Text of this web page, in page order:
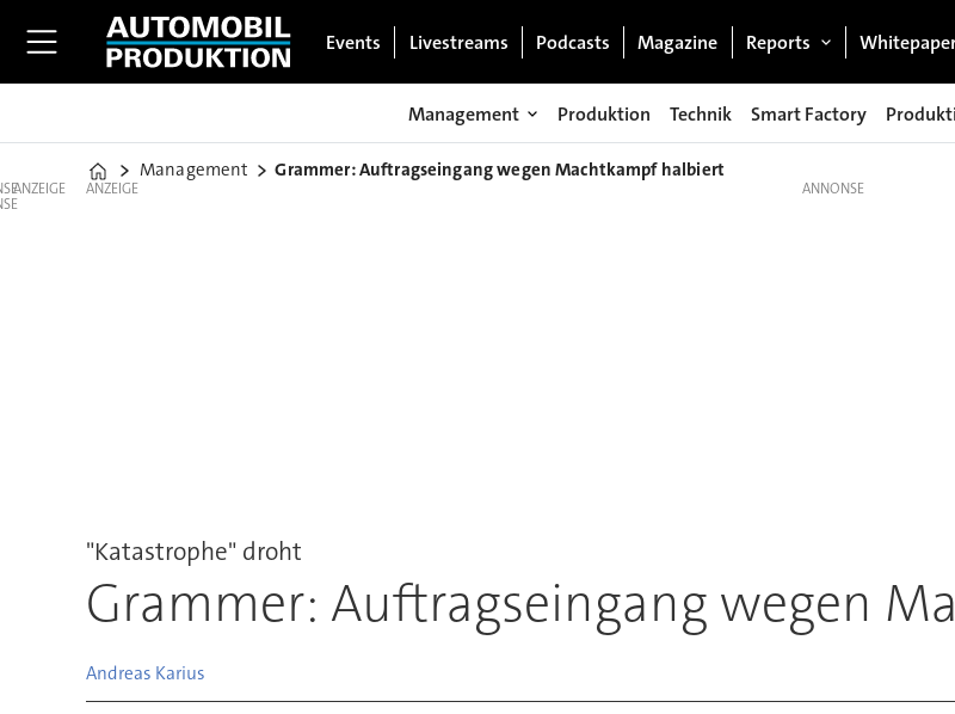
Events Livestreams Podcasts Magazine Reports
Management Produktion Technik Smart Factory
Home
Management Grammer: Auftragseingang wegen Machtkampf halbiert
ANZEIGE ANZEIGE
"Katastrophe" droht
Grammer: Auftragseingang wegen
Andreas Karius